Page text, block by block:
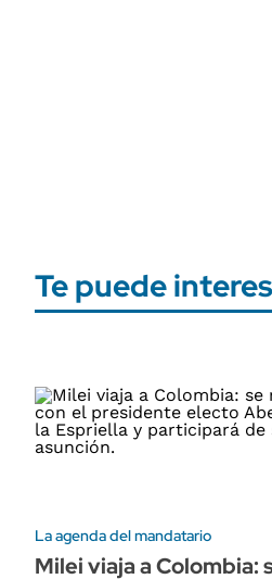
Te puede
La agenda del mandatario
Milei viaja a Colombia: